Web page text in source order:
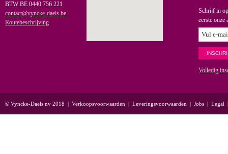
BTW BE 0440 756 221
contact@vyncke-daels.be
Routebeschrijving
Schrijf in
eerste onze
Volledig
© Vyncke-Daels nv 2018 | Verkoopsvoorwaarden | Leveringsvoorwaarden | Jobs | Legal